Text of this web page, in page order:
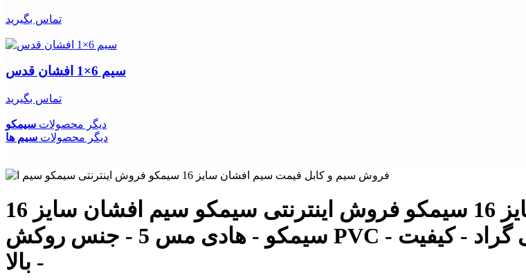
تماس بگیرید
سیم 6×1 افشان قدس
تماس بگیرید
دیگر محصولات سیمکو
دیگر محصولات سیم ها
فروش سیم و کابل قیمت سیم افشان سایز 16 سیمکو فروش اینترنتی سیمکو سیم افشان سایز 16
سیمکو - هادی مس 5 - جنس روکش PVC - اندازه سیم 16 - تحمل دما تا 70 درجه سانتی گراد - کیفیت
بالا -